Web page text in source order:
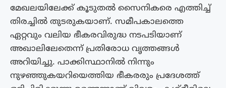
മേഖലയിലേക്ക് കൂടുതൽ സൈനികരെ എത്തിച്ച്
തിരച്ചിൽ തുടരുകയാണ്. സമീപകാലത്തെ
ഏറ്റവും വലിയ ഭീകരവിരുദ്ധ നടപടിയാണ്
അഖാലിലേതെന്ന് പ്രതിരോധ വൃത്തങ്ങൾ
അറിയിച്ചു. പാക്കിസ്ഥാനിൽ നിന്നും
നുഴഞ്ഞുകയറിയെത്തിയ ഭീകരരും പ്രദേശത്ത്